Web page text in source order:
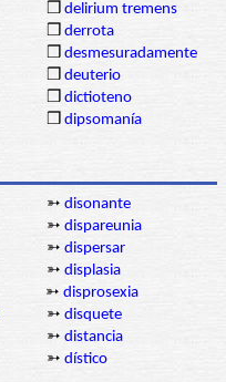
❒ delirium tremens
❒ derrota
❒ desmesuradamente
❒ deuterio
❒ dictioteno
❒ dipsomanía
➳ disonante
➳ dispareunia
➳ dispersar
➳ displasia
➳ disprosexia
➳ disquete
➳ distancia
➳ dístico